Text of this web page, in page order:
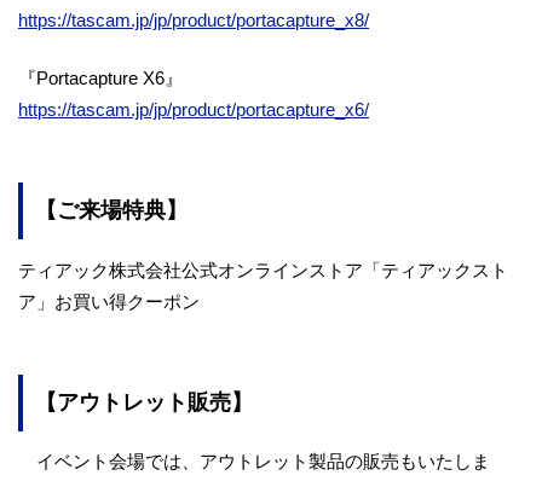
https://tascam.jp/jp/product/portacapture_x8/
『Portacapture X6』
https://tascam.jp/jp/product/portacapture_x6/
【ご来場特典】
ティアック株式会社公式オンラインストア「ティアックスト
ア」お買い得クーポン
【アウトレット販売】
イベント会場では、アウトレット製品の販売もいたしま